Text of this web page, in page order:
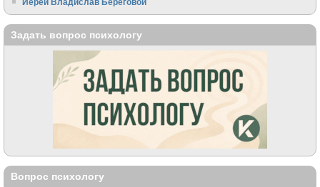
Задать вопрос психологу
Вопрос психологу